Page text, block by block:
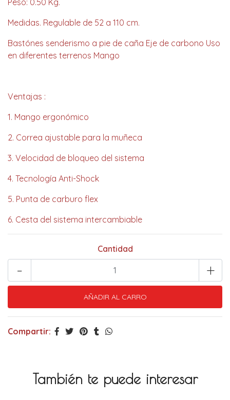
Peso: 0.50 Kg.
Medidas. Regulable de 52 a 110 cm.
Bastónes senderismo a pie de caña Eje de carbono Uso
en diferentes terrenos Mango
Ventajas :
1. Mango ergonómico
2. Correa ajustable para la muñeca
3. Velocidad de bloqueo del sistema
4. Tecnología Anti-Shock
5. Punta de carburo flex
6. Cesta del sistema intercambiable
Cantidad
+
-
Compartir:
También te puede interesar